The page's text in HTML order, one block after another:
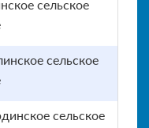
сельское
сельское
сельское